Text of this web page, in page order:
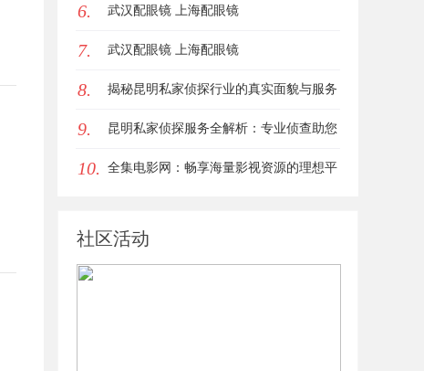
享的优质平台
6. 武汉配眼镜 上海配眼镜
7. 武汉配眼镜 上海配眼镜
8. 揭秘昆明私家侦探行业的真实面貌与服务
价值
9. 昆明私家侦探服务全解析：专业侦查助您
解决疑难问题
10. 全集电影网：畅享海量影视资源的理想平
社区活动